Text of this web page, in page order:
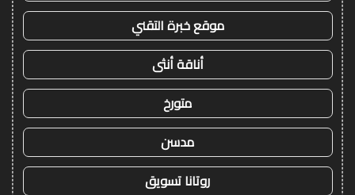
موقع خبرة التقني
أناقة أنثى
متورخ
مدسن
روتانا تسويق